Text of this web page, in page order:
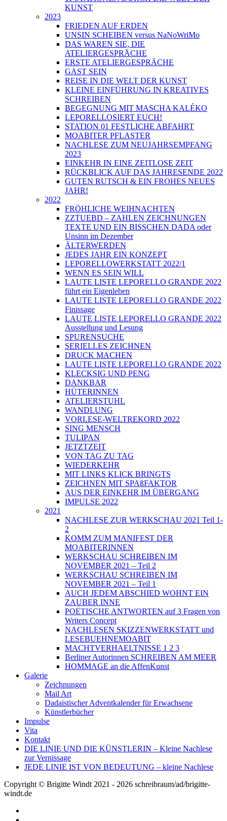
KUNST
2023
FRIEDEN AUF ERDEN
UNSIN SCHEIBEN versus NaNoWriMo
DAS WAREN SIE, DIE
ATELIERGESPRÄCHE
ERSTE ATELIERGESPRÄCHE
GAST SEIN
REISE IN DIE WELT DER KUNST
KLEINE EINFÜHRUNG IN KREATIVES
SCHREIBEN
BEGEGNUNG MIT MASCHA KALÉKO
LEPORELLOSIERT EUCH!
STATION 01 FESTLICHE ABFAHRT
MOABITER PFLASTER
NACHLESE ZUM NEUJAHRSEMPFANG
2023
EINKEHR IN EINE ZEITLOSE ZEIT
RÜCKBLICK AUF DAS JAHRESENDE 2022
GUTEN RUTSCH & EIN FROHES NEUES
JAHR!
2022
FRÖHLICHE WEIHNACHTEN
ZZTUEBD – ZAHLEN ZEICHNUNGEN
TEXTE UND EIN BISSCHEN DADA oder
Unsinn im Dezember
ÄLTERWERDEN
JEDES JAHR EIN KONZEPT
LEPORELLOWERKSTATT 2022/1
WENN ES SEIN WILL
LAUTE LISTE LEPORELLO GRANDE 2022
führt ein Eigenleben
LAUTE LISTE LEPORELLO GRANDE 2022
Finissage
LAUTE LISTE LEPORELLO GRANDE 2022
Ausstellung und Lesung
SPURENSUCHE
SERIELLES ZEICHNEN
DRUCK MACHEN
LAUTE LISTE LEPORELLO GRANDE 2022
KLECKSIG UND PENG
DANKBAR
HÜTERINNEN
ATELIERSTUHL
WANDLUNG
VORLESE-WELTREKORD 2022
SING MENSCH
TULIPAN
JETZTZEIT
VON TAG ZU TAG
WIEDERKEHR
MIT LINKS KLICK BRINGTS
ZEICHNEN MIT SPAßFAKTOR
AUS DER EINKEHR IM ÜBERGANG
IMPULSE 2022
2021
NACHLESE ZUR WERKSCHAU 2021 Teil 1-
2
KOMM ZUM MANIFEST DER
MOABITERINNEN
WERKSCHAU SCHREIBEN IM
NOVEMBER 2021 – Teil 2
WERKSCHAU SCHREIBEN IM
NOVEMBER 2021 – Teil 1
AUCH JEDEM ABSCHIED WOHNT EIN
ZAUBER INNE
POETISCHE ANTWORTEN auf 3 Fragen von
Writers Concept
NACHLESEN SKIZZENWERKSTATT und
LESEBUEHNEMOABIT
MACHTVERHAELTNISSE 1 2 3
Berliner Autorinnen SCHREIBEN AM MEER
HOMMAGE an die AffenKunst
Galerie
Zeichnungen
Mail Art
Dadaistischer Adventkalender für Erwachsene
Künstlerbücher
Impulse
Vita
Kontakt
DIE LINIE UND DIE KÜNSTLERIN – Kleine Nachlese
zur Vernissage
JEDE LINIE IST VON BEDEUTUNG – kleine Nachlese
Copyright © Brigitte Windt 2021 - 2026 schreibraum/ad/brigitte-
windt.de